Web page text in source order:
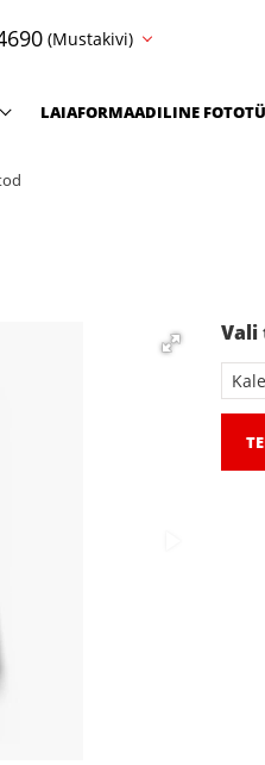
(Mustakivi)
LAIAFORMAADILINE
Vali